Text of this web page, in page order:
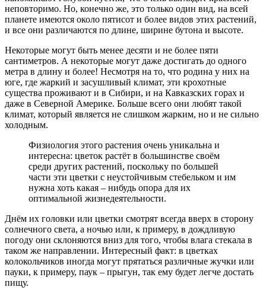
неповторимо. Но, конечно же, это только один вид, на всей
планете имеются около пятисот и более видов этих растений,
и все они различаются по длине, ширине бутона и высоте.
Некоторые могут быть менее десяти и не более пяти
сантиметров. А некоторые могут даже достигать до одного
метра в длину и более! Несмотря на то, что родина у них на
юге, где жаркий и засушливый климат, эти крохотные
существа проживают и в Сибири, и на Кавказских горах и
даже в Северной Америке. Больше всего они любят такой
климат, который является не слишком жарким, но и не сильно
холодным.
Физиология этого растения очень уникальна и
интересна: цветок растёт в большинстве своём
среди других растений, поскольку по большей
части эти цветки с неустойчивым стебельком и им
нужна хоть какая – нибудь опора для их
оптимальной жизнедеятельности.
Днём их головки или цветки смотрят всегда вверх в сторону
солнечного света, а ночью или, к примеру, в дождливую
погоду они склоняются вниз для того, чтобы влага стекала в
таком же направлении. Интересный факт: в цветках
колокольчиков иногда могут прятаться различные жучки или
пауки, к примеру, паук – прыгун, так ему будет легче достать
пищу.